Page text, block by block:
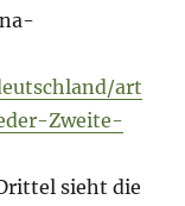
art
Zweite-
sieht die